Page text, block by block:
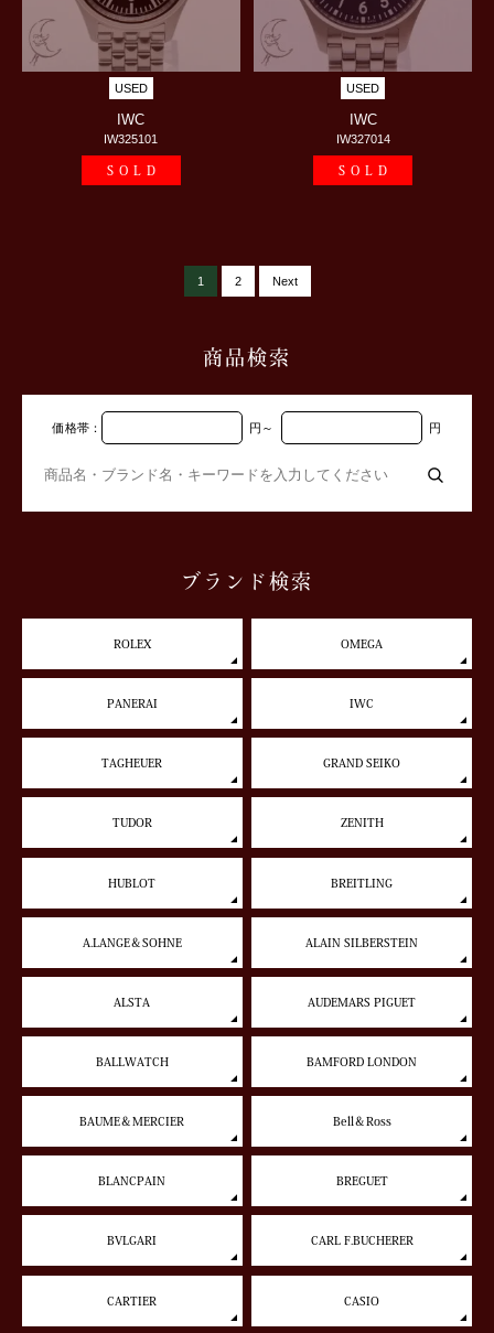
USED
IWC
IW325101
SOLD
USED
IWC
IW327014
SOLD
1 2 Next
商品検索
価格帯： 円 ～ 円
ブランド検索
ROLEX OMEGA
PANERAI IWC
TAGHEUER GRAND SEIKO
TUDOR ZENITH
HUBLOT BREITLING
A.LANGE＆SOHNE ALAIN SILBERSTEIN
ALSTA AUDEMARS PIGUET
BALLWATCH BAMFORD LONDON
BAUME＆MERCIER Bell＆Ross
BLANCPAIN BREGUET
BVLGARI CARL F.BUCHERER
CARTIER CASIO